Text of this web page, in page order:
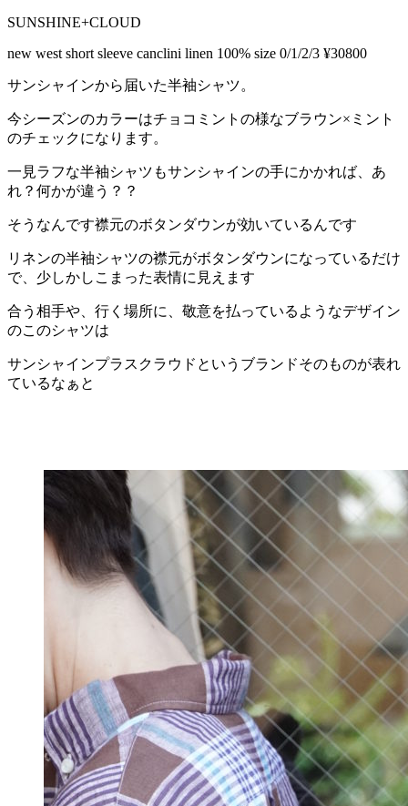
SUNSHINE+CLOUD
new west short sleeve canclini linen 100% size 0/1/2/3 ¥30800
サンシャインから届いた半袖シャツ。
今シーズンのカラーはチョコミントの様なブラウン×ミント
のチェックになります。
一見ラフな半袖シャツもサンシャインの手にかかれば、あ
れ？何かが違う？？
そうなんです襟元のボタンダウンが効いているんです
リネンの半袖シャツの襟元がボタンダウンになっているだけ
で、少しかしこまった表情に見えます
合う相手や、行く場所に、敬意を払っているようなデザイン
のこのシャツは
サンシャインプラスクラウドというブランドそのものが表れ
ているなぁと